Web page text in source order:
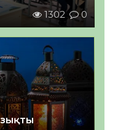
1302 0